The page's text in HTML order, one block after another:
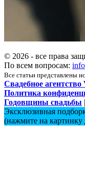
© 2026 - все права
По всем вопросам:
Все статьи представлены
Свадебное агентство
Политика
Годовщины свадьбы |
Эксклюзивная
(нажмите на картинку